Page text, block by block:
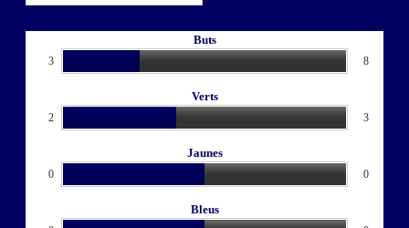
Buts
3 8
Verts
2 3
Jaunes
0 0
Bleus